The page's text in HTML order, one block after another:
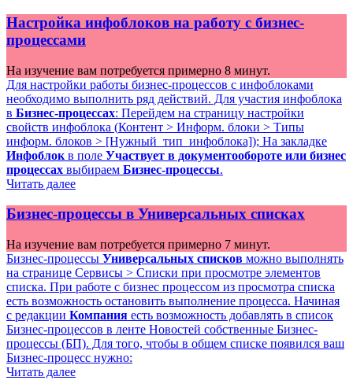
Настройка инфоблоков на работу с бизнес-
процессами
На изучение вам потребуется примерно 8 минут.
Для настройки работы бизнес-процессов с инфоблоками
необходимо выполнить ряд действий. Для участия инфоблока
в Бизнес-процессах: Перейдем на страницу настройки
свойств инфоблока (Контент > Информ. блоки > Типы
информ. блоков > [Нужный_тип_инфоблока]); На закладке
Инфоблок в поле Участвует в документообороте или бизнес
процессах выбираем Бизнес-процессы.
Читать далее
Бизнес-процессы в Универсальных списках
На изучение вам потребуется примерно 7 минут.
Бизнес-процессы Универсальных списков можно выполнять
на странице Сервисы > Списки при просмотре элементов
списка. При работе с бизнес процессом из просмотра списка
есть возможность остановить выполнение процесса. Начиная
с редакции Компания есть возможность добавлять в список
Бизнес-процессов в ленте Новостей собственные Бизнес-
процессы (БП). Для того, чтобы в общем списке появился ваш
Бизнес-процесс нужно:
Читать далее